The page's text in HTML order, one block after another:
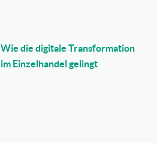
Wie die digitale Transformation
im Einzelhandel gelingt